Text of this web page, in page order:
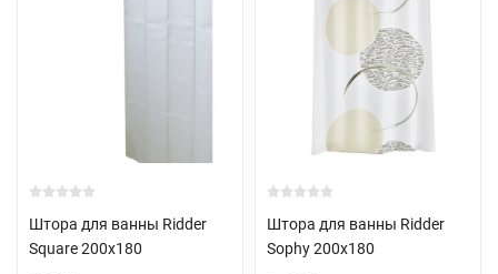
Штора для ванны Ridder
Square 200х180
Штора для ванны Ridder
Sophy 200х180